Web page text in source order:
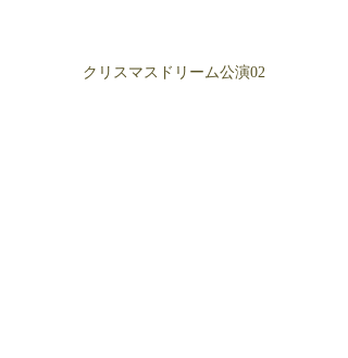
クリスマスドリーム公演02